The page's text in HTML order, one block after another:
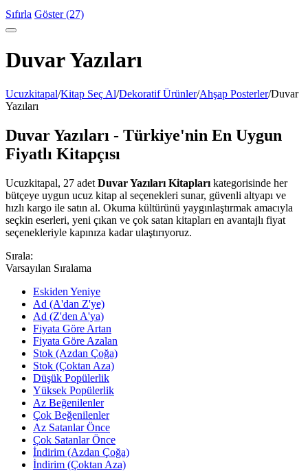
Sıfırla Göster (27)
Duvar Yazıları
Ucuzkitapal/Kitap Seç Al/Dekoratif Ürünler/Ahşap Posterler/Duvar
Yazıları
Duvar Yazıları - Türkiye'nin En Uygun
Fiyatlı Kitapçısı
Ucuzkitapal, 27 adet Duvar Yazıları Kitapları kategorisinde her
bütçeye uygun ucuz kitap al seçenekleri sunar, güvenli altyapı ve
hızlı kargo ile satın al. Okuma kültürünü yaygınlaştırmak amacıyla
seçkin eserleri, yeni çıkan ve çok satan kitapları en avantajlı fiyat
seçenekleriyle kapınıza kadar ulaştırıyoruz.
Sırala:
Varsayılan Sıralama
Eskiden Yeniye
Ad (A'dan Z'ye)
Ad (Z'den A'ya)
Fiyata Göre Artan
Fiyata Göre Azalan
Stok (Azdan Çoğa)
Stok (Çoktan Aza)
Düşük Popülerlik
Yüksek Popülerlik
Az Beğenilenler
Çok Beğenilenler
Az Satanlar Önce
Çok Satanlar Önce
İndirim (Azdan Çoğa)
İndirim (Çoktan Aza)